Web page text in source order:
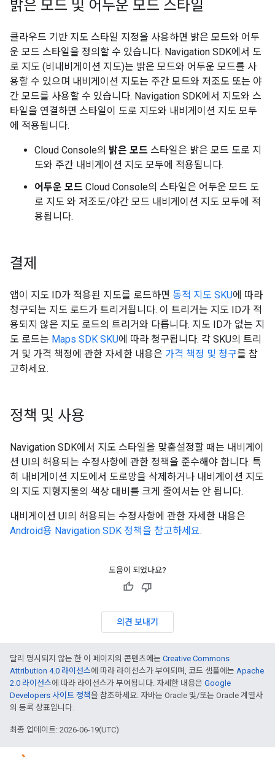
밝은 모드 및 어두운 모드 스타일
클라우드 기반 지도 스타일 지정을 사용하면 밝은 모드와 어두
운 모드 스타일을 정의할 수 있습니다. Navigation SDK에서 도
로 지도 (비내비게이션 지도)는 밝은 모드와 어두운 모드를 사
용할 수 있으며 내비게이션 지도는 주간 모드와 저조도 또는 야
간 모드를 사용할 수 있습니다. Navigation SDK에서 지도와 스
타일을 연결하면 스타일이 도로 지도와 내비게이션 지도 모두
에 적용됩니다.
Cloud Console의 밝은 모드 스타일은 밝은 모드 도로 지
도와 주간 내비게이션 지도 모두에 적용됩니다.
어두운 모드 Cloud Console의 스타일은 어두운 모드 도
로 지도 와 저조도/야간 모드 내비게이션 지도 모두에 적
용됩니다.
결제
앱이 지도 ID가 적용된 지도를 로드하면 동적 지도 SKU에 따라
청구되는 지도 로드가 트리거됩니다. 이 트리거는 지도 ID가 적
용되지 않은 지도 로드의 트리거와 다릅니다. 지도 ID가 없는 지
도 로드는 Maps SDK SKU에 따라 청구됩니다. 각 SKU의 트리
거 및 가격 책정에 관한 자세한 내용은 가격 책정 및 청구를 참
고하세요.
정책 및 사용
Navigation SDK에서 지도 스타일을 맞춤설정할 때는 내비게이
션 UI의 허용되는 수정사항에 관한 정책을 준수해야 합니다. 특
히 내비게이션 지도에서 도로망을 삭제하거나 내비게이션 지도
의 지도 지형지물의 색상 대비를 크게 줄여서는 안 됩니다.
내비게이션 UI의 허용되는 수정사항에 관한 자세한 내용은
Android용 Navigation SDK 정책을 참고하세요.
도움이 되었나요?
의견 보내기
달리 명시되지 않는 한 이 페이지의 콘텐츠에는 Creative Commons
Attribution 4.0 라이선스에 따라 라이선스가 부여되며, 코드 샘플에는 Apache
2.0 라이선스에 따라 라이선스가 부여됩니다. 자세한 내용은 Google
Developers 사이트 정책을 참조하세요. 자바는 Oracle 및/또는 Oracle 계열사
의 등록 상표입니다.
최종 업데이트: 2026-06-19(UTC)